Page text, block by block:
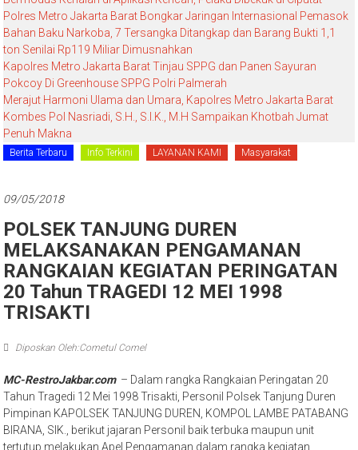
Polres Metro Jakarta Barat Bongkar Jaringan Internasional Pemasok
Bahan Baku Narkoba, 7 Tersangka Ditangkap dan Barang Bukti 1,1
ton Senilai Rp119 Miliar Dimusnahkan
Kapolres Metro Jakarta Barat Tinjau SPPG dan Panen Sayuran
Pokcoy Di Greenhouse SPPG Polri Palmerah
Merajut Harmoni Ulama dan Umara, Kapolres Metro Jakarta Barat
Kombes Pol Nasriadi, S.H., S.I.K., M.H Sampaikan Khotbah Jumat
Penuh Makna
Berita Terbaru Info Terkini LAYANAN KAMI Masyarakat
09/05/2018
POLSEK TANJUNG DUREN
MELAKSANAKAN PENGAMANAN
RANGKAIAN KEGIATAN PERINGATAN
20 Tahun TRAGEDI 12 MEI 1998
TRISAKTI
Diposkan Oleh:Cometul Comel
MC-RestroJakbar.com – Dalam rangka Rangkaian Peringatan 20
Tahun Tragedi 12 Mei 1998 Trisakti, Personil Polsek Tanjung Duren
Pimpinan KAPOLSEK TANJUNG DUREN, KOMPOL LAMBE PATABANG
BIRANA, SIK., berikut jajaran Personil baik terbuka maupun unit
tertutup melakukan Apel Pengamanan dalam rangka kegiatan